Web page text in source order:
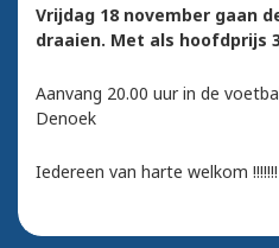
Vrijdag 18 november gaan
draaien. Met als hoofdprijs
Aanvang 20.00 uur in de
Denoek
Iedereen van harte welkom !!!!!!!